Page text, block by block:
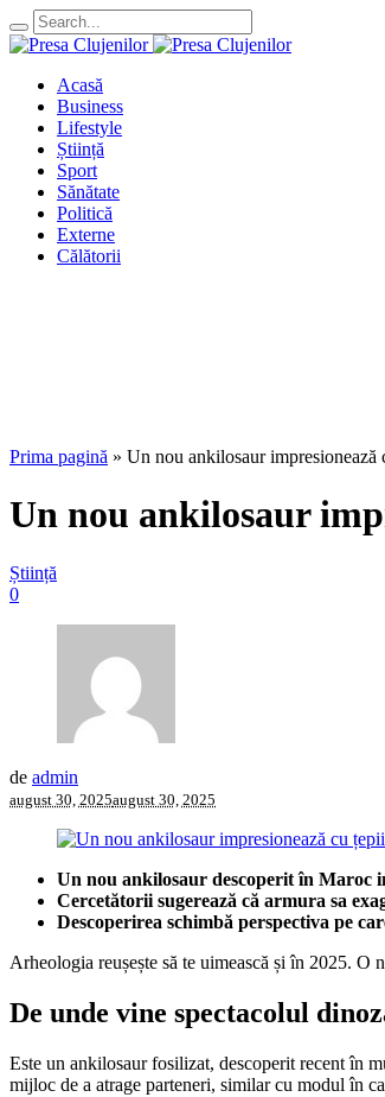
Acasă
Business
Lifestyle
Știință
Sport
Sănătate
Politică
Externe
Călătorii
Prima pagină » Un nou ankilosaur impresionează
Un nou ankilosaur
Știință
0
de admin
august 30, 2025august 30, 2025
Un nou ankilosaur descoperit în Maroc
Cercetătorii sugerează că armura sa
Descoperirea schimbă perspectiva pe
Arheologia reușește să te uimească și în 2025.
De unde vine spectacolul
Este un ankilosaur fosilizat, descoperit recent în
mijloc de a atrage parteneri, similar cu modul în